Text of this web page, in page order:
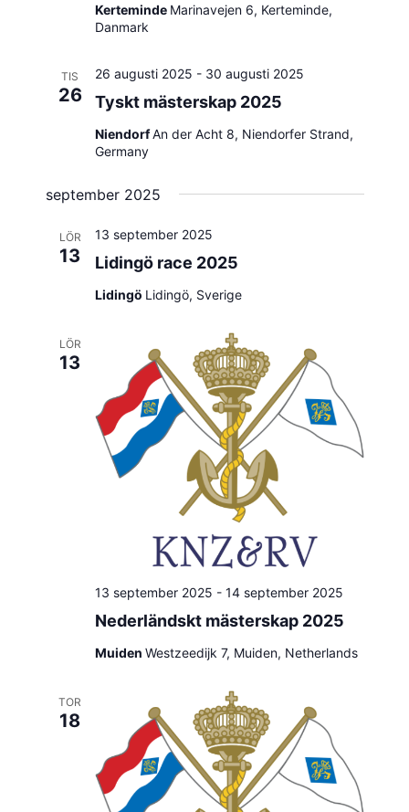
Kerteminde Marinavejen 6, Kerteminde,
Danmark
TIS
26 Tyskt mästerskap 2025
26 augusti 2025 - 30 augusti 2025
NiendorfAn der Acht 8, Niendorfer Strand,
Germany
september 2025
LÖR
13 Lidingö race 2025
13 september 2025
Lidingö Lidingö, Sverige
LÖR
13
Nederländskt mästerskap 2025
13 september 2025 - 14 september 2025
Muiden Westzeedijk 7, Muiden, Netherlands
TOR
18